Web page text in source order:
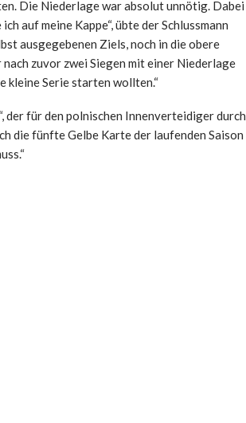
Die Niederlage war absolut unnötig. Dabei
auf meine Kappe“, übte der Schlussmann
ausgegebenen Ziels, noch in die obere
zuvor zwei Siegen mit einer Niederlage
kleine Serie starten wollten.“
der für den polnischen Innenverteidiger durch
die fünfte Gelbe Karte der laufenden Saison